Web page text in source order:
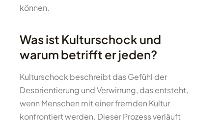
können.
Was ist Kulturschock und
warum betrifft er jeden?
Kulturschock beschreibt das Gefühl der
Desorientierung und Verwirrung, das entsteht,
wenn Menschen mit einer fremden Kultur
konfrontiert werden. Dieser Prozess verläuft